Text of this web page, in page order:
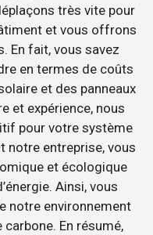
très vite pour
et vous offrons
En fait, vous savez
en termes de coûts
et des panneaux
et expérience, nous
pour votre système
notre entreprise, vous
et écologique
Ainsi, vous
notre environnement
En résumé,